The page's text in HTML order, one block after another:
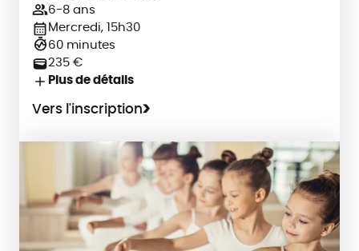
6-8 ans
Mercredi, 15h30
60 minutes
235 €
Plus de détails
Vers l'inscription